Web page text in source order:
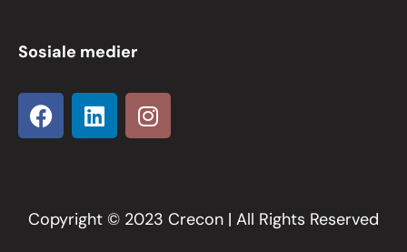
Sosiale medier
F
a
c
o
L
i
n
d
I
n
s
g
Copyright © 2023 Crecon | All Rights Reserved